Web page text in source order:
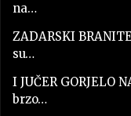
na…
ZADARSKI
su…
I JUČER GORJELO
brzo…